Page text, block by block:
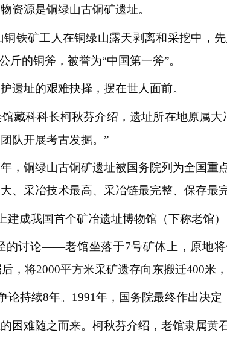
资源是铜绿山古铜矿遗址。
铁矿工人在铜绿山露天剥离和采挖中，
的铜斧，被誉为“中国第一斧”。
遗址的艰难抉择，摆在世人面前。
藏科科长柯秋芬介绍，遗址所在地原属
队开展考古发掘。”
年，铜绿山古铜矿遗址被国务院列为全国
、采冶技术最高、采冶链最完整、保存最
建成我国首个矿冶遗址博物馆（下称老馆
的讨论——老馆坐落于7号矿体上，原地
，将2000平方米采矿遗存向东搬迁400米
论持续8年。1991年，国务院最终作出决
困难随之而来。柯秋芬介绍，老馆隶属